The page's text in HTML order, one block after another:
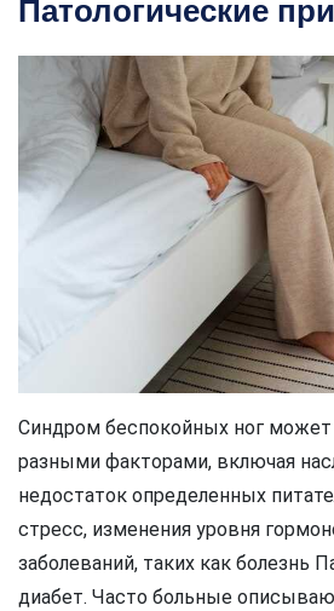
Патологические
Синдром беспокойных ног
разными факторами, включая
недостаток определенных
стресс, изменения уровня
заболеваний, таких как болезнь
диабет. Часто больные